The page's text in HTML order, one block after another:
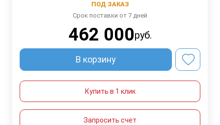
ПОД ЗАКАЗ
Срок поставки от 7 дней
462 000руб.
В корзину
Купить в 1 клик
Запросить счет